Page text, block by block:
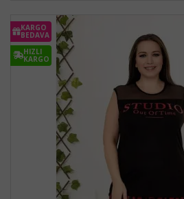
KARGO
BEDAVA
HIZLI
KARGO